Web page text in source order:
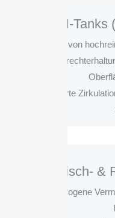
WFI-
• Lagerung von
•
• Integrierte
Misch- &
• Homogene